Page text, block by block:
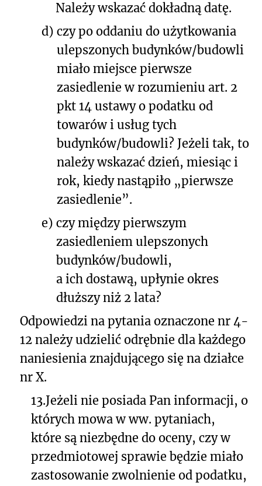
Należy wskazać dokładną datę.
d) czy po oddaniu do użytkowania
ulepszonych budynków/budowli
miało miejsce pierwsze
zasiedlenie w rozumieniu art. 2
pkt 14 ustawy o podatku od
towarów i usług tych
budynków/budowli? Jeżeli tak, to
należy wskazać dzień, miesiąc i
rok, kiedy nastąpiło „pierwsze
zasiedlenie”.
e) czy między pierwszym
zasiedleniem ulepszonych
budynków/budowli,
a ich dostawą, upłynie okres
dłuższy niż 2 lata?
Odpowiedzi na pytania oznaczone nr 4-
12 należy udzielić odrębnie dla każdego
naniesienia znajdującego się na działce
nr X.
13.Jeżeli nie posiada Pan informacji, o
których mowa w ww. pytaniach,
które są niezbędne do oceny, czy w
przedmiotowej sprawie będzie miało
zastosowanie zwolnienie od podatku,